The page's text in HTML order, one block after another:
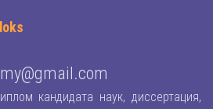
кандидата наук, диссертация,